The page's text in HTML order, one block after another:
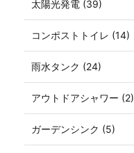
太陽光発電 (39)
コンポストトイレ (14)
雨水タンク (24)
アウトドアシャワー (2)
ガーデンシンク (5)